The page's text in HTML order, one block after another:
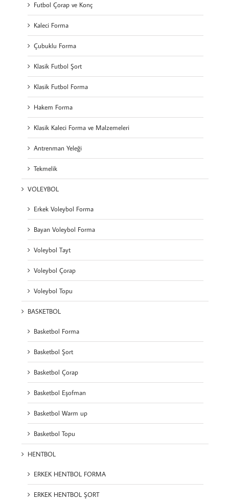
Futbol Çorap ve Konç
Kaleci Forma
Çubuklu Forma
Klasik Futbol Şort
Klasik Futbol Forma
Hakem Forma
Klasik Kaleci Forma ve Malzemeleri
Antrenman Yeleği
Tekmelik
VOLEYBOL
Erkek Voleybol Forma
Bayan Voleybol Forma
Voleybol Tayt
Voleybol Çorap
Voleybol Topu
BASKETBOL
Basketbol Forma
Basketbol Şort
Basketbol Çorap
Basketbol Eşofman
Basketbol Warm up
Basketbol Topu
HENTBOL
ERKEK HENTBOL FORMA
ERKEK HENTBOL ŞORT